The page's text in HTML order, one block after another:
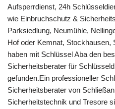
Aufsperrdienst, 24h
wie Einbruchschutz &
Parksiedlung, Neumühle,
Hof oder Kemnat, Stockhausen,
haben mit Schlüssel Aba den
Sicherheitsberater für
gefunden.Ein professioneller
Sicherheitsberater von
Sicherheitstechnik und Tresore